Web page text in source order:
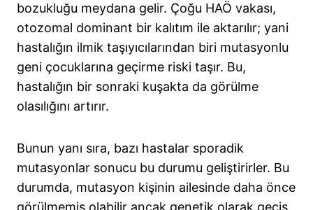
bozukluğu meydana gelir. Çoğu HAÖ vakası,
otozomal dominant bir kalıtım ile aktarılır; yani
hastalığın ilmik taşıyıcılarından biri mutasyonlu
geni çocuklarına geçirme riski taşır. Bu,
hastalığın bir sonraki kuşakta da görülme
olasılığını artırır.
Bunun yanı sıra, bazı hastalar sporadik
mutasyonlar sonucu bu durumu geliştirirler. Bu
durumda, mutasyon kişinin ailesinde daha önce